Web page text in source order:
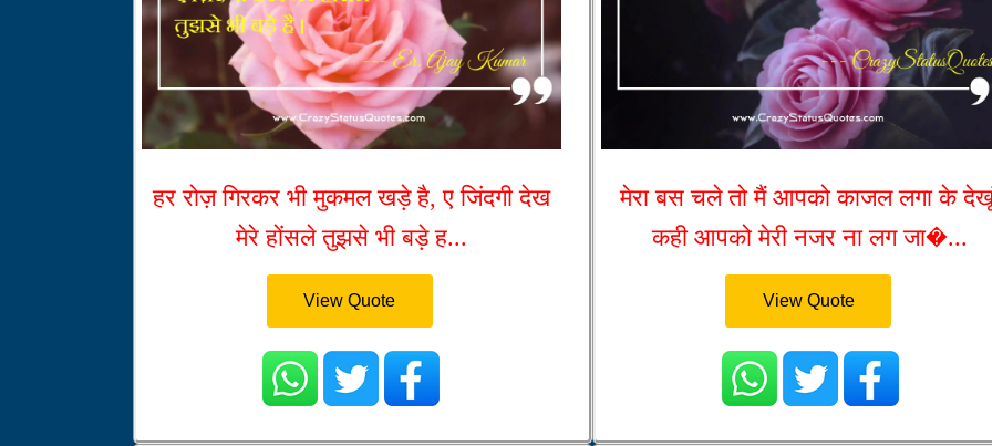
हर रोज़ गिरकर भी मुकमल खड़े है, ए जिंदगी देख
मेरे होंसले तुझसे भी बड़े ह...
View Quote
मेरा बस चले तो मैं आपको काजल लगा के
कही आपको मेरी नजर ना लग जा�...
View Quote